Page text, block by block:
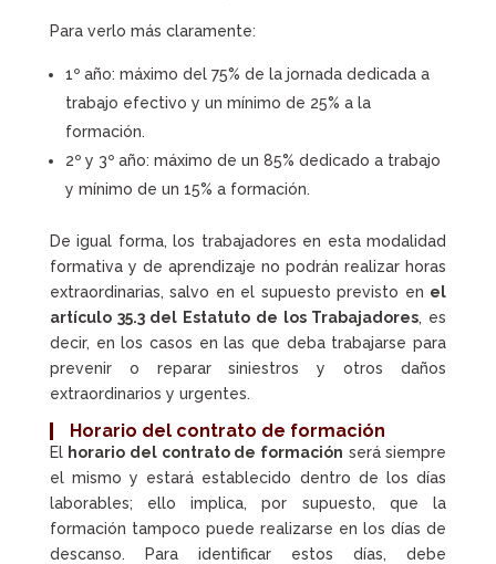
Para verlo más claramente:
1º año: máximo del 75% de la jornada dedicada a
trabajo efectivo y un mínimo de 25% a la
formación.
2º y 3º año: máximo de un 85% dedicado a trabajo
y mínimo de un 15% a formación.
De igual forma, los trabajadores en esta modalidad
formativa y de aprendizaje no podrán realizar horas
extraordinarias, salvo en el supuesto previsto en el
artículo 35.3 del Estatuto de los Trabajadores, es
decir, en los casos en las que deba trabajarse para
prevenir o reparar siniestros y otros daños
extraordinarios y urgentes.
Horario del contrato de formación
El horario del contrato de formación será siempre
el mismo y estará establecido dentro de los días
laborables; ello implica, por supuesto, que la
formación tampoco puede realizarse en los días de
descanso. Para identificar estos días, debe